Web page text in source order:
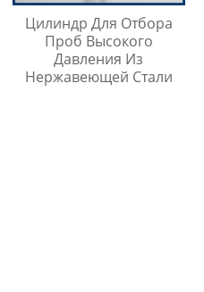
Цилиндр Для Отбора
Проб Высокого
Давления Из
Нержавеющей Стали